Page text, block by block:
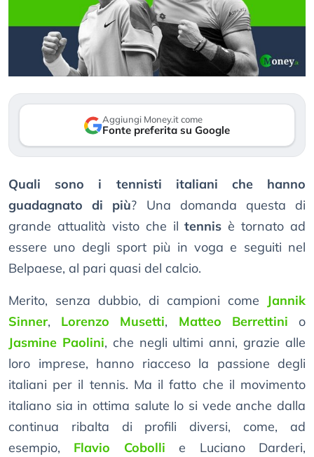
Aggiungi Money.it come
Fonte preferita su Google
Quali sono i tennisti italiani che hanno
guadagnato di più? Una domanda questa di
grande attualità visto che iltennis è tornato ad
essere uno degli sport più in voga e seguiti nel
Belpaese, al pari quasi del calcio.
Merito, senza dubbio, di campioni come Jannik
Sinner, Lorenzo Musetti, Matteo Berrettini o
Jasmine Paolini, che negli ultimi anni, grazie alle
loro imprese, hanno riacceso la passione degli
italiani per il tennis. Ma il fatto che il movimento
italiano sia in ottima salute lo si vede anche dalla
continua ribalta di profili diversi, come, ad
esempio, Flavio Cobolli e Luciano Darderi,